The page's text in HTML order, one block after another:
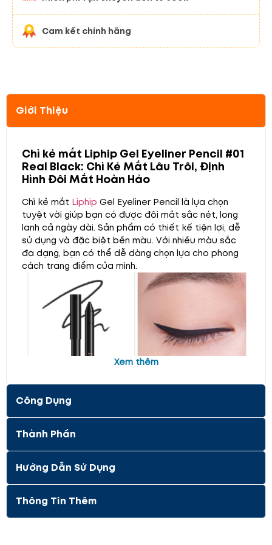
Cam kết chính hãng
Giới Thiệu
Chì kẻ mắt Liphip Gel Eyeliner Pencil #01
Real Black: Chì Kẻ Mắt Lâu Trôi, Định
Hình Đôi Mắt Hoàn Hảo
Chì kẻ mắt Liphip Gel Eyeliner Pencil là lựa chọn
tuyệt vời giúp bạn có được đôi mắt sắc nét, long
lanh cả ngày dài. Sản phẩm có thiết kế tiện lợi, dễ
sử dụng và đặc biệt bền màu. Với nhiều màu sắc
đa dạng, bạn có thể dễ dàng chọn lựa cho phong
cách trang điểm của mình.
Xem thêm
Công Dụng
Thành Phần
Hướng Dẫn Sử Dụng
Thông Tin Thêm